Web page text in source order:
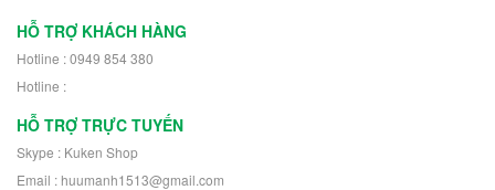
HỖ TRỢ KHÁCH HÀNG
Hotline : 0949 854 380
Hotline :
HỖ TRỢ TRỰC TUYẾN
Skype : Kuken Shop
Email : huumanh1513@gmail.com